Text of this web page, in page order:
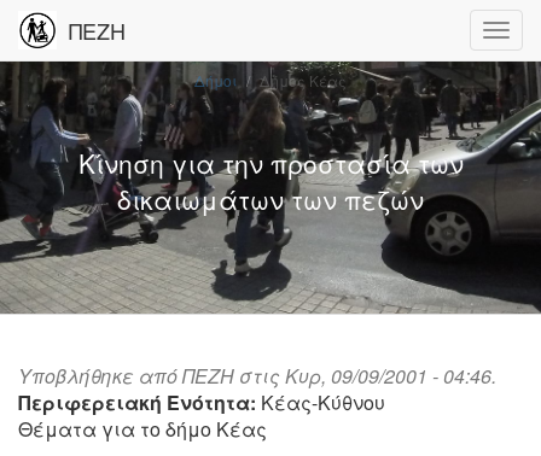
ΠΕΖΗ
Δήμοι Δήμος Κέας
Κίνηση για την προστασία των
δικαιωμάτων των πεζών
Υποβλήθηκε απόΠΕΖΗ στις Κυρ, 09/09/2001 - 04:46.
Περιφερειακή Ενότητα: Κέας-Κύθνου
Θέματα για το δήμο Κέας